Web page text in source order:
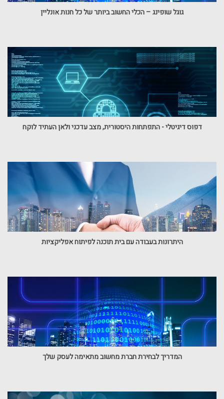
גוגל שופינג – הכלי החשוב ביותר של כל חנות אונליין
דפוס דיגיטלי - התפתחות היסטורית, מצב עדכני ולאן העתיד לוקח
היתרונות בעבודה עם בית תוכנה לפיתוח אפליקציות
המדריך לבחירת חברת מחשוב מתאימה לעסק שלך